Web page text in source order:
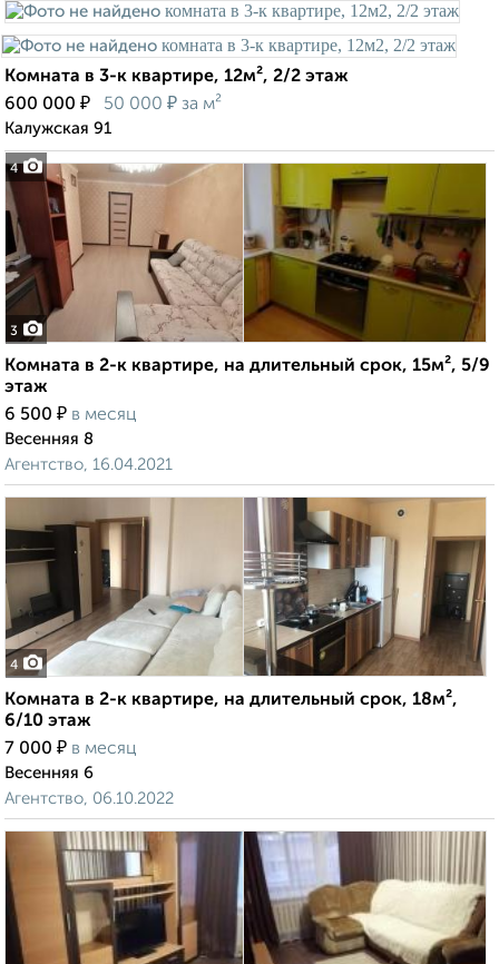
4
Комната в 3-к квартире, 12м², 2/2 этаж
600 000 ₽ 50 000 ₽ за м²
Калужская 91
3
Комната в 2-к квартире, на длительный срок, 15м², 5/9
этаж
6 500 ₽ в месяц
Весенняя 8
Агентство, 16.04.2021
4
Комната в 2-к квартире, на длительный срок, 18м²,
6/10 этаж
7 000 ₽ в месяц
Весенняя 6
Агентство, 06.10.2022